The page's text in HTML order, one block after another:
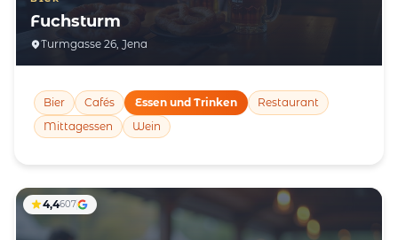
Fuchsturm
Turmgasse 26, Jena
Bier Cafés Essen und Trinken
Restaurant
Mittagessen
Wein
4,4607